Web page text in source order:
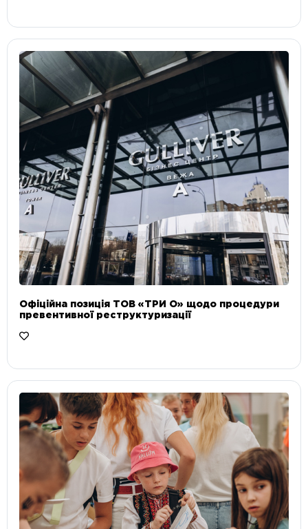
Офіційна позиція ТОВ «ТРИ О» щодо процедури
превентивної реструктуризації